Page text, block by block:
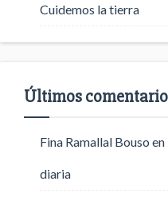
Cuidemos la tierra
Últimos
Fina Ramallal Bouso en
diaria